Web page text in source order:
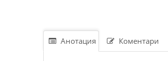
Анотация Коментари